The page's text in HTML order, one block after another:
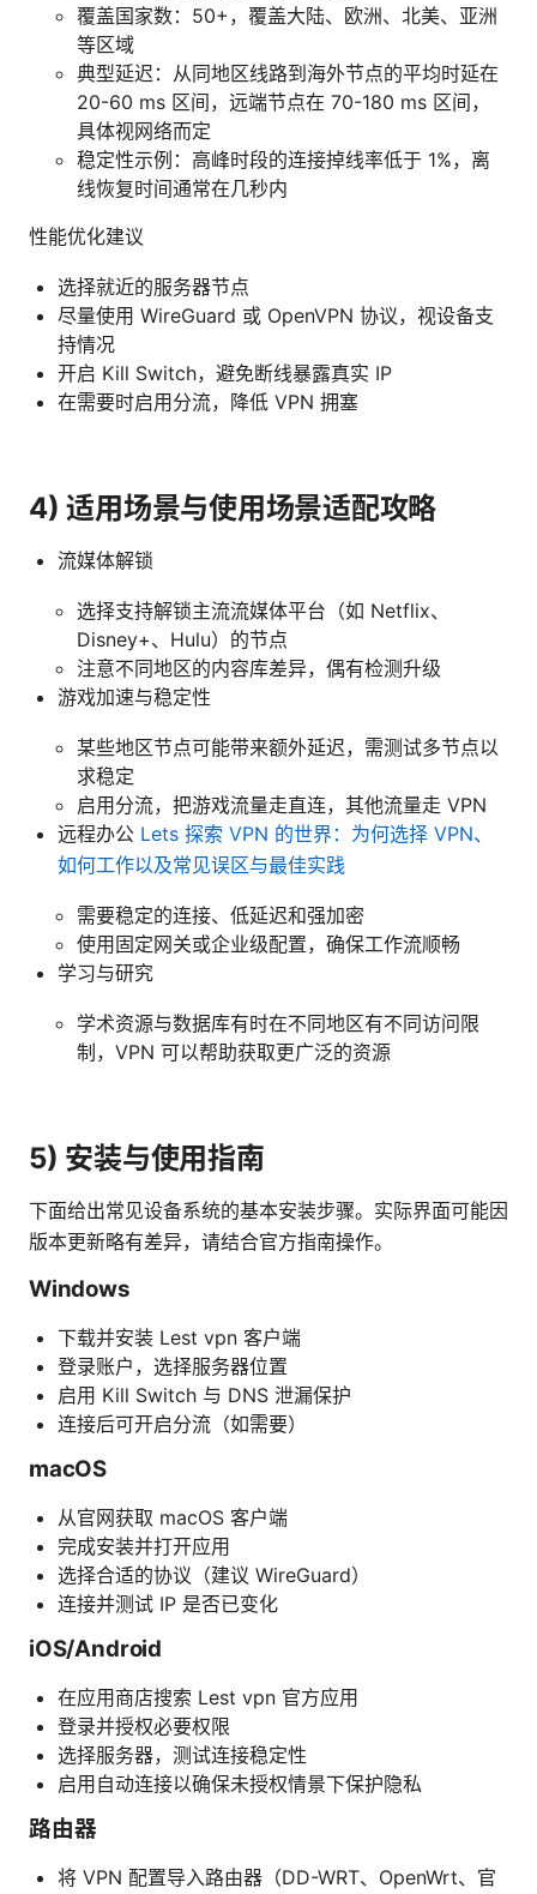
覆盖国家数：50+，覆盖大陆、欧洲、北美、亚洲
等区域
典型延迟：从同地区线路到海外节点的平均时延在
20-60 ms 区间，远端节点在 70-180 ms 区间，
具体视网络而定
稳定性示例：高峰时段的连接掉线率低于 1%，离
线恢复时间通常在几秒内
性能优化建议
选择就近的服务器节点
尽量使用 WireGuard 或 OpenVPN 协议，视设备支
持情况
开启 Kill Switch，避免断线暴露真实 IP
在需要时启用分流，降低 VPN 拥塞
4) 适用场景与使用场景适配攻略
流媒体解锁
选择支持解锁主流流媒体平台（如 Netflix、
Disney+、Hulu）的节点
注意不同地区的内容库差异，偶有检测升级
游戏加速与稳定性
某些地区节点可能带来额外延迟，需测试多节点以
求稳定
启用分流，把游戏流量走直连，其他流量走 VPN
远程办公 Lets 探索 VPN 的世界：为何选择 VPN、
如何工作以及常见误区与最佳实践
需要稳定的连接、低延迟和强加密
使用固定网关或企业级配置，确保工作流顺畅
学习与研究
学术资源与数据库有时在不同地区有不同访问限
制，VPN 可以帮助获取更广泛的资源
5) 安装与使用指南
下面给出常见设备系统的基本安装步骤。实际界面可能因
版本更新略有差异，请结合官方指南操作。
Windows
下载并安装 Lest vpn 客户端
登录账户，选择服务器位置
启用 Kill Switch 与 DNS 泄漏保护
连接后可开启分流（如需要）
macOS
从官网获取 macOS 客户端
完成安装并打开应用
选择合适的协议（建议 WireGuard）
连接并测试 IP 是否已变化
iOS/Android
在应用商店搜索 Lest vpn 官方应用
登录并授权必要权限
选择服务器，测试连接稳定性
启用自动连接以确保未授权情景下保护隐私
路由器
将 VPN 配置导入路由器（DD-WRT、OpenWrt、官